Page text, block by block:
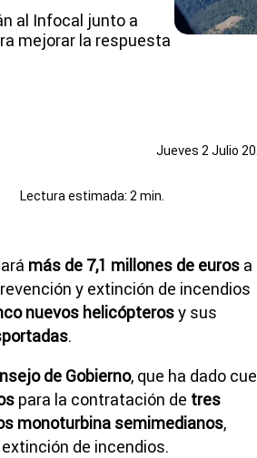
al Infocal junto a
mejorar la respuesta
Jueves 2 Julio
Lectura estimada: 2 min.
más de 7,1 millones de euros a
y extinción de incendios
nuevos helicópterosy sus
.
de Gobierno, que ha dado
para la contratación de tres
monoturbina semimedianos,
de incendios.